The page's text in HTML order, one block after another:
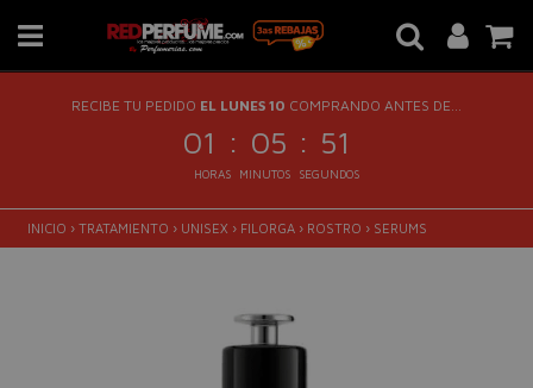
RECIBE TU PEDIDO EL LUNES 10 COMPRANDO ANTES DE...
01 : 05 : 51
HORAS MINUTOS SEGUNDOS
INICIO › TRATAMIENTO › UNISEX › FILORGA › ROSTRO › SERUMS